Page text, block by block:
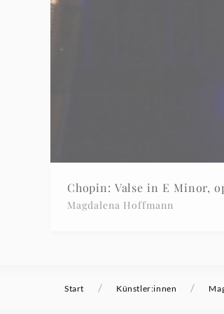
Chopin: Valse in E Minor,
Magdalena Hoffmann
Start / Künstler:innen /